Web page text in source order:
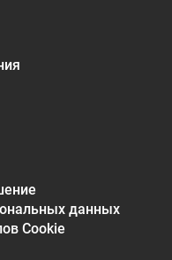
данных
Cookie